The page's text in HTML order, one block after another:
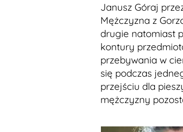
Janusz Góraj
Mężczyzna z
drugie natomiast
kontury
przebywania w
się podczas
przejściu dla
mężczyzny